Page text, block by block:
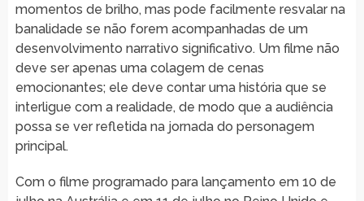
momentos de brilho, mas pode facilmente resvalar na
banalidade se não forem acompanhadas de um
desenvolvimento narrativo significativo. Um filme não
deve ser apenas uma colagem de cenas
emocionantes; ele deve contar uma história que se
interligue com a realidade, de modo que a audiência
possa se ver refletida na jornada do personagem
principal.
Com o filme programado para lançamento em 10 de